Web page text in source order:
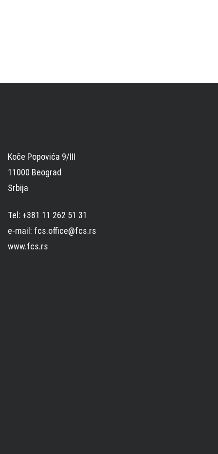
Koče Popovića 9/III
11000 Beograd
Srbija
Tel: +381 11 262 51 31
e-mail: fcs.office@fcs.rs
www.fcs.rs